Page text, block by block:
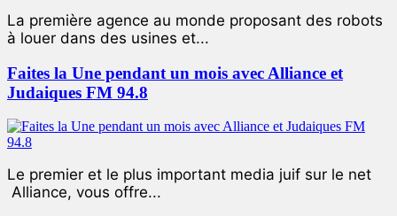
La première agence au monde proposant des robots
à louer dans des usines et...
Faites la Une pendant un mois avec Alliance et
Judaiques FM 94.8
Le premier et le plus important media juif sur le net
Alliance, vous offre...